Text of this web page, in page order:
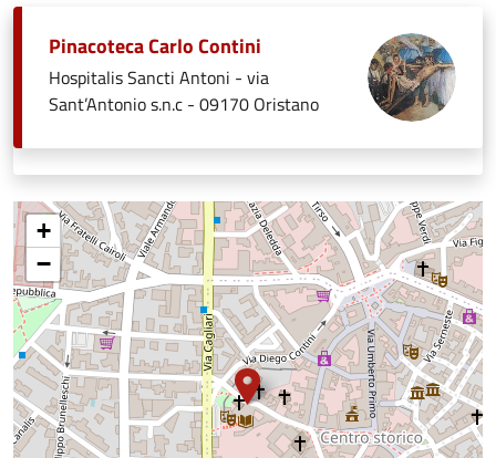
Pinacoteca Carlo Contini
Hospitalis Sancti Antoni - via
Sant’Antonio s.n.c - 09170 Oristano
+
−